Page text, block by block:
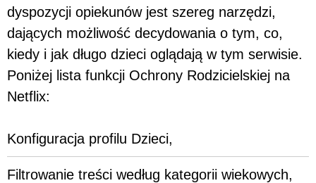
dyspozycji opiekunów jest szereg narzędzi,
dających możliwość decydowania o tym, co,
kiedy i jak długo dzieci oglądają w tym serwisie.
Poniżej lista funkcji Ochrony Rodzicielskiej na
Netflix:
Konfiguracja profilu Dzieci,
Filtrowanie treści według kategorii wiekowych,